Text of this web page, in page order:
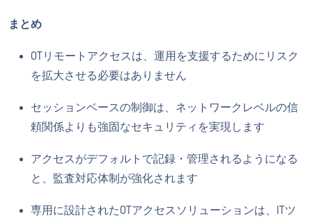
まとめ
OTリモートアクセスは、運用を支援するためにリスク
を拡大させる必要はありません
セッションベースの制御は、ネットワークレベルの信
頼関係よりも強固なセキュリティを実現します
アクセスがデフォルトで記録・管理されるようになる
と、監査対応体制が強化されます
専用に設計されたOTアクセスソリューションは、ITツ